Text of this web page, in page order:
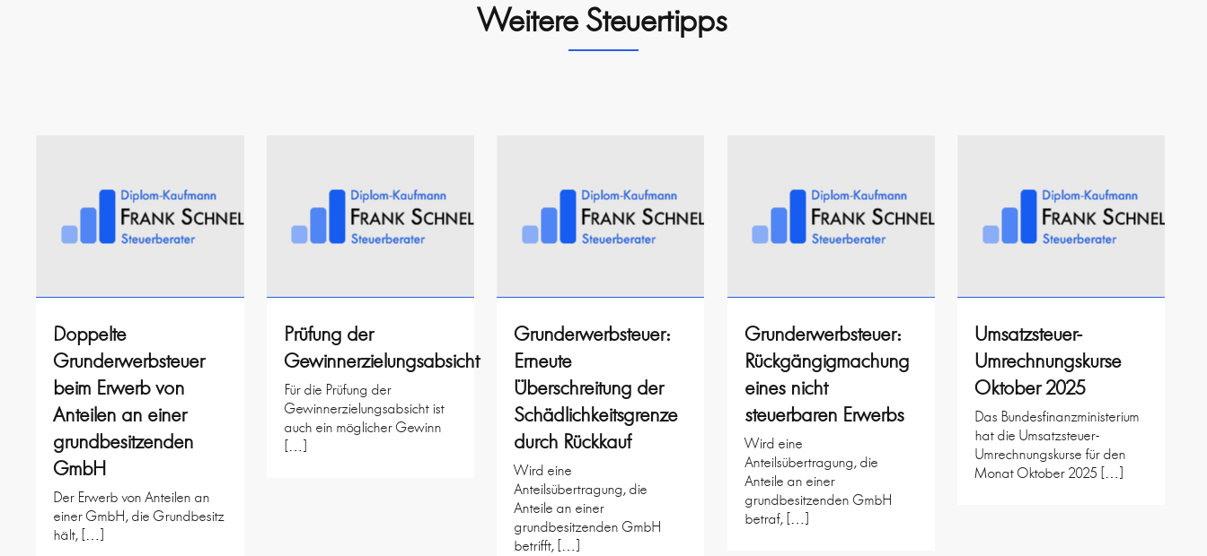
Weitere Steuertipps
Doppelte
Grunderwerbsteuer
beim Erwerb von
Anteilen an einer
grundbesitzenden
GmbH
Der Erwerb von Anteilen an
einer GmbH, die Grundbesitz
hält, […]
Prüfung der
Gewinnerzielungsabsicht
Für die Prüfung der
Gewinnerzielungsabsicht ist
auch ein möglicher Gewinn
[…]
Grunderwerbsteuer:
Erneute
Überschreitung der
Schädlichkeitsgrenze
durch Rückkauf
Wird eine
Anteilsübertragung, die
Anteile an einer
grundbesitzenden GmbH
betrifft, […]
Grunderwerbsteuer:
Rückgängigmachung
eines nicht
steuerbaren Erwerbs
Wird eine
Anteilsübertragung, die
Anteile an einer
grundbesitzenden GmbH
betraf, […]
Umsatzsteuer-
Umrechnungskurse
Oktober 2025
Das Bundesfinanzministerium
hat die Umsatzsteuer-
Umrechnungskurse für den
Monat Oktober 2025 […]